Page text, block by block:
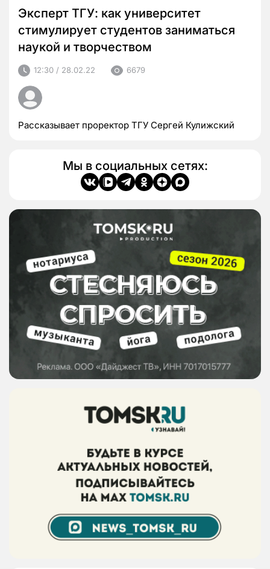
Эксперт ТГУ: как университет
стимулирует студентов заниматься
наукой и творчеством
12:30 / 28.02.22 6679
Рассказывает проректор ТГУ Сергей Кулижский
Мы в социальных сетях: